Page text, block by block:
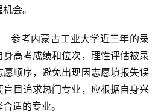
会。
参考内蒙古工业大学近三年的录
高考成绩和位次，理性评估被录
顺序，避免出现因志愿填报失误
目追求热门专业，应根据自身兴
适的专业。